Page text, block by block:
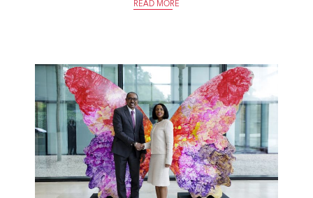
READ MORE